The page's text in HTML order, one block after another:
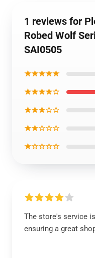
1 reviews for
Robed Wolf
SAI0505
★★★★★
★★★★☆
★★★☆☆
★★☆☆☆
★☆☆☆☆
The store's service
ensuring a great